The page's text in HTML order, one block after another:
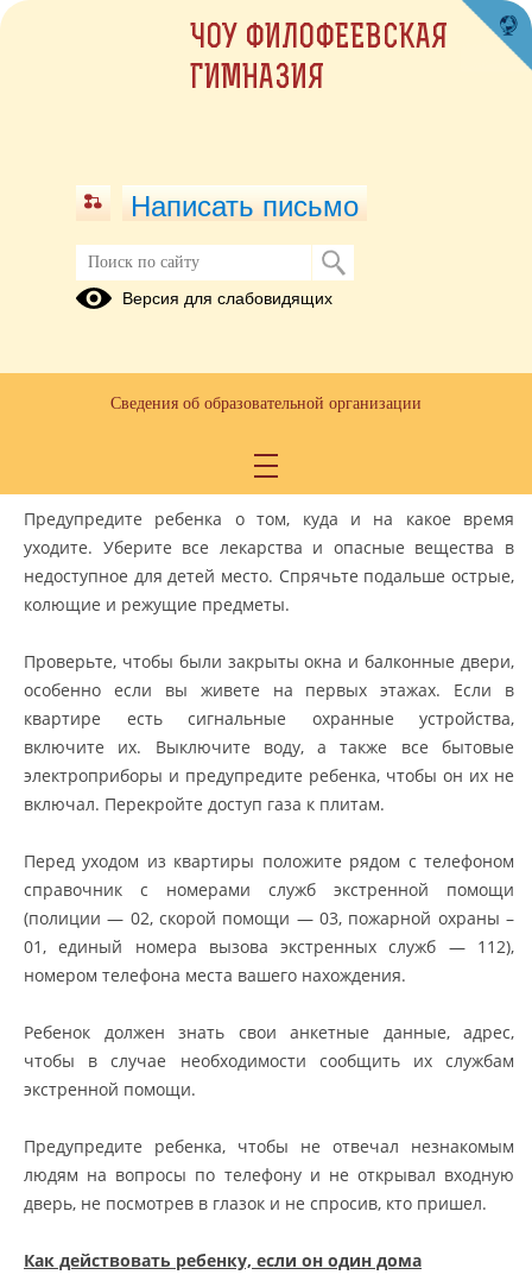
Ребёнок один дома
Уважаемые родители! Предлагаем вам ознакомиться с
памяткой, которая поможет избежать недоразумений
Предупредите ребенка о том, куда и на какое время
уходите. Уберите все лекарства и опасные вещества в
недоступное для детей место. Спрячьте подальше острые,
колющие и режущие предметы.
Проверьте, чтобы были закрыты окна и балконные двери,
особенно если вы живете на первых этажах. Если в
квартире есть сигнальные охранные устройства,
включите их. Выключите воду, а также все бытовые
электроприборы и предупредите ребенка, чтобы он их не
включал. Перекройте доступ газа к плитам.
Перед уходом из квартиры положите рядом с телефоном
справочник с номерами служб экстренной помощи
(полиции — 02, скорой помощи — 03, пожарной охраны –
01, единый номера вызова экстренных служб — 112),
номером телефона места вашего нахождения.
Ребенок должен знать свои анкетные данные, адрес,
чтобы в случае необходимости сообщить их службам
экстренной помощи.
Предупредите ребенка, чтобы не отвечал незнакомым
людям на вопросы по телефону и не открывал входную
дверь, не посмотрев в глазок и не спросив, кто пришел.
Как действовать ребенку, если он один дома
ЧОУ ФИЛОФЕЕВСКАЯ
ГИМНАЗИЯ
Написать письмо
Версия для слабовидящих
Сведения об образовательной организации